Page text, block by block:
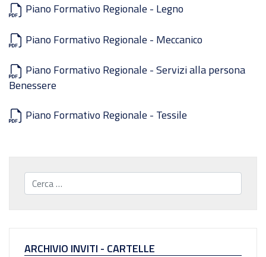
Piano Formativo Regionale - Legno
Piano Formativo Regionale - Meccanico
Piano Formativo Regionale - Servizi alla persona
Benessere
Piano Formativo Regionale - Tessile
Cerca...
ARCHIVIO INVITI - CARTELLE